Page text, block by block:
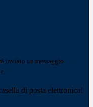
inviato un messaggio
di posta elettronica!